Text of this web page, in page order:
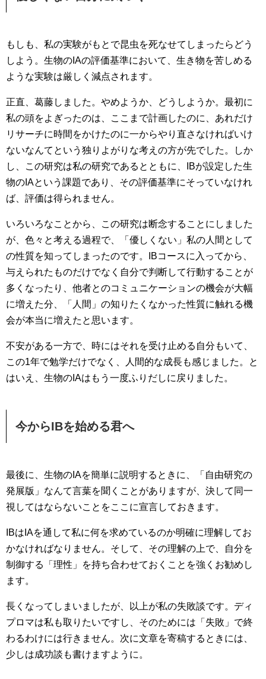
もしも、私の実験がもとで昆虫を死なせてしまったらどう
しよう。生物のIAの評価基準において、生き物を苦しめる
ような実験は厳しく減点されます。
正直、葛藤しました。やめようか、どうしようか。最初に
私の頭をよぎったのは、ここまで計画したのに、あれだけ
リサーチに時間をかけたのに一からやり直さなければいけ
ないなんてという独りよがりな考えの方が先でした。しか
し、この研究は私の研究であるとともに、IBが設定した生
物のIAという課題であり、その評価基準にそっていなけれ
ば、評価は得られません。
いろいろなことから、この研究は断念することにしました
が、色々と考える過程で、「優しくない」私の人間として
の性質を知ってしまったのです。IBコースに入ってから、
与えられたものだけでなく自分で判断して行動することが
多くなったり、他者とのコミュニケーションの機会が大幅
に増えた分、「人間」の知りたくなかった性質に触れる機
会が本当に増えたと思います。
不安がある一方で、時にはそれを受け止める自分もいて、
この1年で勉学だけでなく、人間的な成長も感じました。と
はいえ、生物のIAはもう一度ふりだしに戻りました。
今からIBを始める君へ
最後に、生物のIAを簡単に説明するときに、「自由研究の
発展版」なんて言葉を聞くことがありますが、決して同一
視してはならないことをここに宣言しておきます。
IBはIAを通して私に何を求めているのか明確に理解してお
かなければなりません。そして、その理解の上で、自分を
制御する「理性」を持ち合わせておくことを強くお勧めし
ます。
長くなってしまいましたが、以上が私の失敗談です。ディ
プロマは私も取りたいですし、そのためには「失敗」で終
わるわけには行きません。次に文章を寄稿するときには、
少しは成功談も書けますように。